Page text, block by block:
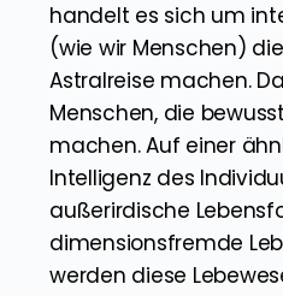
handelt es sich um
(wie wir Menschen)
Astralreise machen.
Menschen, die
machen. Auf einer
Intelligenz des
außerirdische
dimensionsfremde
werden diese